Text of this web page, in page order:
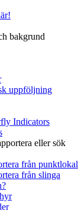
bakgrund
uppföljning
Indicators
eller sök
från punktlokal
från slinga